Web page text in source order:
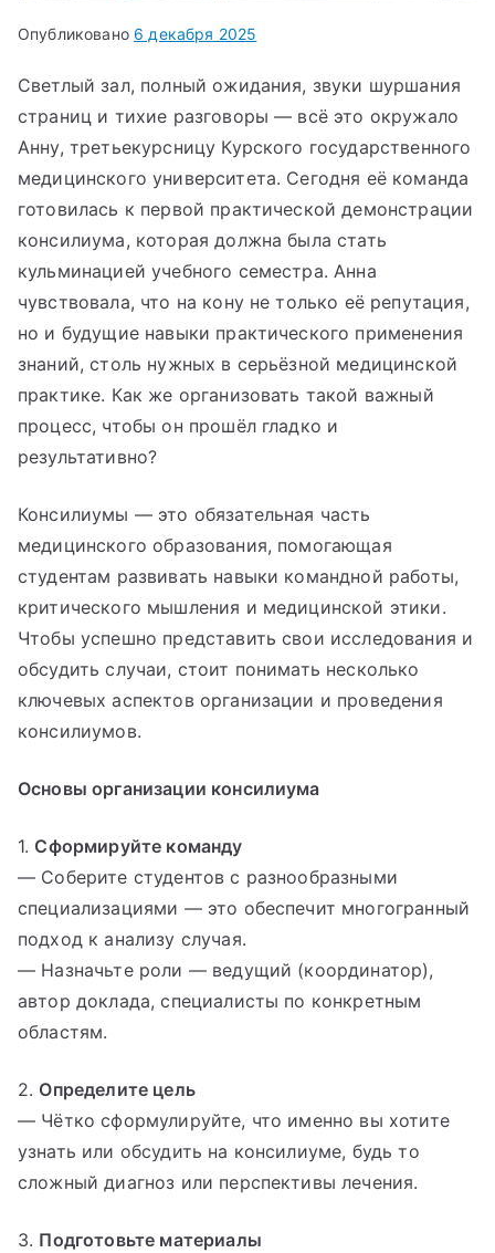
Опубликовано 6 декабря 2025
Светлый зал, полный ожидания, звуки шуршания
страниц и тихие разговоры — всё это окружало
Анну, третьекурсницу Курского государственного
медицинского университета. Сегодня её команда
готовилась к первой практической демонстрации
консилиума, которая должна была стать
кульминацией учебного семестра. Анна
чувствовала, что на кону не только её репутация,
но и будущие навыки практического применения
знаний, столь нужных в серьёзной медицинской
практике. Как же организовать такой важный
процесс, чтобы он прошёл гладко и
результативно?
Консилиумы — это обязательная часть
медицинского образования, помогающая
студентам развивать навыки командной работы,
критического мышления и медицинской этики.
Чтобы успешно представить свои исследования и
обсудить случаи, стоит понимать несколько
ключевых аспектов организации и проведения
консилиумов.
Основы организации консилиума
1. Сформируйте команду
— Соберите студентов с разнообразными
специализациями — это обеспечит многогранный
подход к анализу случая.
— Назначьте роли — ведущий (координатор),
автор доклада, специалисты по конкретным
областям.
2. Определите цель
— Чётко сформулируйте, что именно вы хотите
узнать или обсудить на консилиуме, будь то
сложный диагноз или перспективы лечения.
3. Подготовьте материалы